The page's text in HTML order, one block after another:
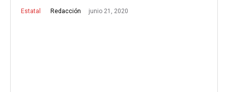
Estatal Redacción junio 21, 2020